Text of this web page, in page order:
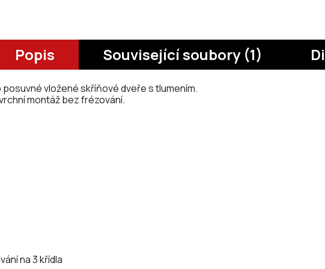
Popis Související soubory (1)
posuvné vložené skříňové dveře s tlumením.
montáž bez frézování.
na 3 křídla